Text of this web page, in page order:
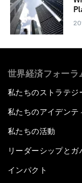
世界経済フォーラ
私たちのストラテジ
私たちのアイデンテ
私たちの活動
リーダーシップとガ
インパクト